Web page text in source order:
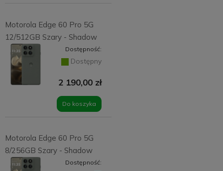
Motorola Edge 60 Pro 5G
12/512GB Szary - Shadow
Dostępność:
Dostępny
2 190,00 zł
Do koszyka
Motorola Edge 60 Pro 5G
8/256GB Szary - Shadow
Dostępność: